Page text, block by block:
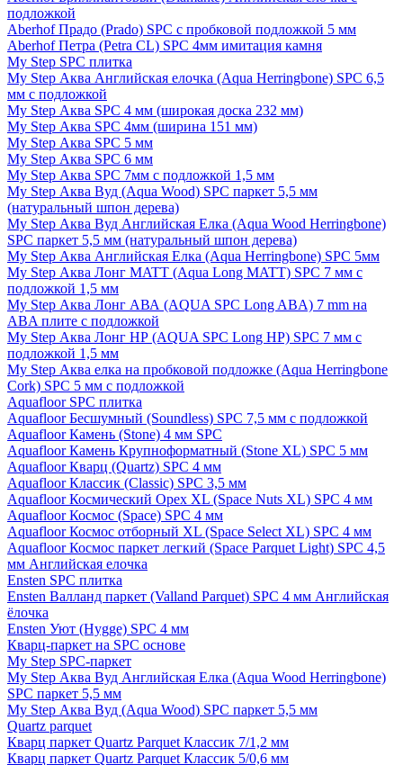
подложкой
Aberhof Прадо (Prado) SPC с пробковой подложкой 5 мм
Aberhof Петра (Petra CL) SPC 4мм имитация камня
My Step SPC плитка
My Step Аква Английская елочка (Aqua Herringbone) SPC 6,5
мм с подложкой
My Step Аква SPC 4 мм (широкая доска 232 мм)
My Step Аква SPC 4мм (ширина 151 мм)
My Step Аква SPC 5 мм
My Step Аква SPC 6 мм
My Step Аква SPC 7мм c подложкой 1,5 мм
My Step Аква Вуд (Aqua Wood) SPC паркет 5,5 мм
(натуральный шпон дерева)
My Step Аква Вуд Английская Елка (Aqua Wood Herringbone)
SPC паркет 5,5 мм (натуральный шпон дерева)
My Step Аква Английская Елка (Aqua Herringbone) SPC 5мм
My Step Аква Лонг MATT (Aqua Long MATT) SPC 7 мм с
подложкой 1,5 мм
My Step Аква Лонг АВА (AQUA SPC Long ABA) 7 mm на
ABA плите с подложкой
My Step Аква Лонг НР (AQUA SPC Long HP) SPC 7 мм с
подложкой 1,5 мм
My Step Аква елка на пробковой подложке (Aqua Herringbone
Cork) SPC 5 мм с подложкой
Aquafloor SPC плитка
Aquafloor Бесшумный (Soundless) SPC 7,5 мм с подложкой
Aquafloor Камень (Stone) 4 мм SPC
Aquafloor Камень Крупноформатный (Stone XL) SPC 5 мм
Aquafloor Кварц (Quartz) SPC 4 мм
Aquafloor Классик (Classic) SPC 3,5 мм
Aquafloor Космический Орех XL (Space Nuts XL) SPC 4 мм
Aquafloor Космос (Space) SPC 4 мм
Aquafloor Космос отборный XL (Space Select XL) SPC 4 мм
Aquafloor Космос паркет легкий (Space Parquet Light) SPC 4,5
мм Английская елочка
Ensten SPC плитка
Ensten Валланд паркет (Valland Parquet) SPC 4 мм Английская
ёлочка
Ensten Уют (Hygge) SPC 4 мм
Кварц-паркет на SPC основе
My Step SPC-паркет
My Step Аква Вуд Английская Елка (Aqua Wood Herringbone)
SPC паркет 5,5 мм
My Step Аква Вуд (Aqua Wood) SPC паркет 5,5 мм
Quartz parquet
Кварц паркет Quartz Parquet Классик 7/1,2 мм
Кварц паркет Quartz Parquet Классик 5/0,6 мм